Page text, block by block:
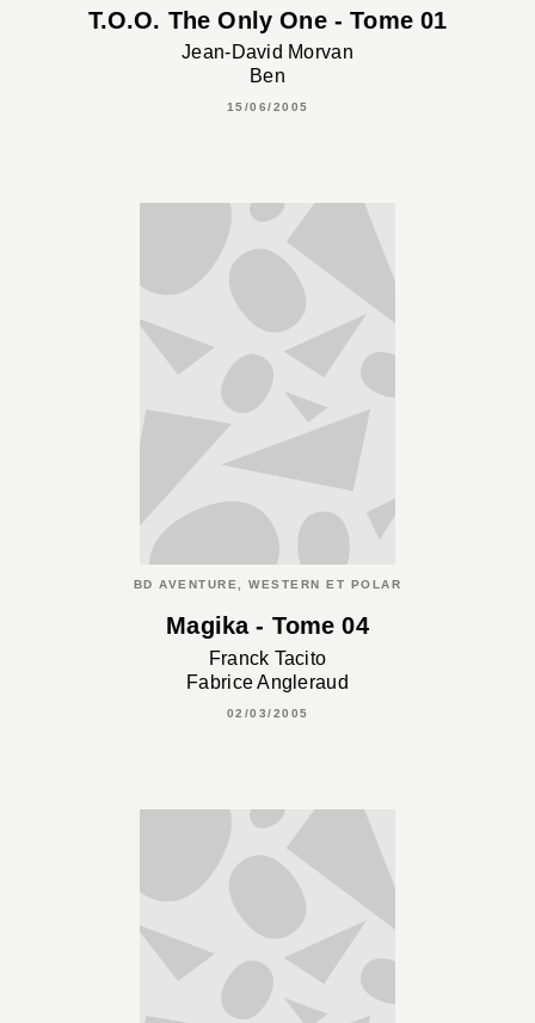
T.O.O. The Only One - Tome 01
Jean-David Morvan
Ben
15/06/2005
BD AVENTURE, WESTERN ET POLAR
Magika - Tome 04
Franck Tacito
Fabrice Angleraud
02/03/2005